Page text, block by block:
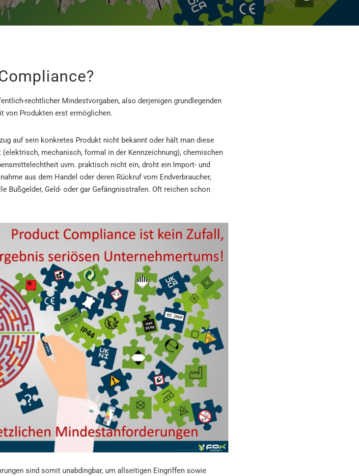
rechtlicher Mindestvorgaben, also derjenigen grundlegenden
von Produkten erst ermöglichen.
auf sein konkretes Produkt nicht bekannt oder hält man diese
mechanisch, formal in der Kennzeichnung), chemischen
uvm. praktisch nicht ein, droht ein Import- und
aus dem Handel oder deren Rückruf vom Endverbraucher,
Bußgelder, Geld- oder gar Gefängnisstrafen. Oft reichen schon
sind somit unabdingbar, um allseitigen Eingriffen sowie